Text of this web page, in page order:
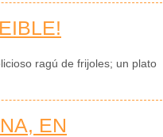
ragú de frijoles; un plato
EN